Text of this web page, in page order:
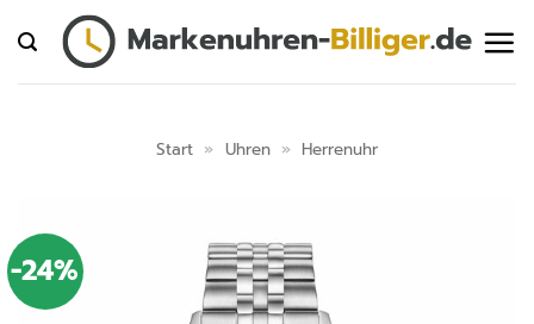
Inhalt
springen
Start » Uhren » Herrenuhr
-24%